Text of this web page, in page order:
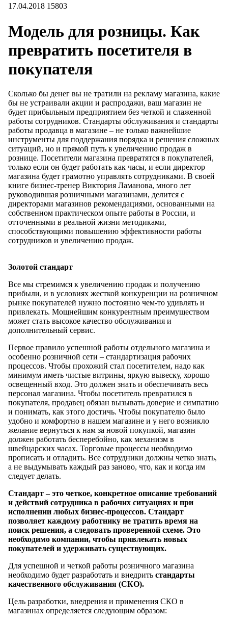
17.04.2018 15803
Модель для розницы. Как
превратить посетителя в
покупателя
Сколько бы денег вы не тратили на рекламу магазина, какие
бы не устраивали акции и распродажи, ваш магазин не
будет прибыльным предприятием без четкой и слаженной
работы сотрудников. Стандарты обслуживания и стандарты
работы продавца в магазине – не только важнейшие
инструменты для поддержания порядка и решения сложных
ситуаций, но и прямой путь к увеличению продаж в
рознице. Посетители магазина превратятся в покупателей,
только если он будет работать как часы, и если директор
магазина будет грамотно управлять сотрудниками. В своей
книге бизнес-тренер Виктория Ламанова, много лет
руководившая розничными магазинами, делится с
директорами магазинов рекомендациями, основанными на
собственном практическом опыте работы в России, и
отточенными в реальной жизни методиками,
способствующими повышению эффективности работы
сотрудников и увеличению продаж.
Золотой стандарт
Все мы стремимся к увеличению продаж и получению
прибыли, и в условиях жесткой конкуренции на розничном
рынке покупателей нужно постоянно чем-то удивлять и
привлекать. Мощнейшим конкурентным преимуществом
может стать высокое качество обслуживания и
дополнительный сервис.
Первое правило успешной работы отдельного магазина и
особенно розничной сети – стандартизация рабочих
процессов. Чтобы прохожий стал посетителем, надо как
минимум иметь чистые витрины, яркую вывеску, хорошо
освещенный вход. Это должен знать и обеспечивать весь
персонал магазина. Чтобы посетитель превратился в
покупателя, продавец обязан вызывать доверие и симпатию
и понимать, как этого достичь. Чтобы покупателю было
удобно и комфортно в нашем магазине и у него возникло
желание вернуться к нам за новой покупкой, магазин
должен работать бесперебойно, как механизм в
швейцарских часах. Торговые процессы необходимо
прописать и отладить. Все сотрудники должны четко знать,
а не выдумывать каждый раз заново, что, как и когда им
следует делать.
Стандарт – это четкое, конкретное описание требований
и действий сотрудника в рабочих ситуациях и при
исполнении любых бизнес-процессов. Стандарт
позволяет каждому работнику не тратить время на
поиск решения, а следовать проверенной схеме. Это
необходимо компании, чтобы привлекать новых
покупателей и удерживать существующих.
Для успешной и четкой работы розничного магазина
необходимо будет разработать и внедрить стандарты
качественного обслуживания (СКО).
Цель разработки, внедрения и применения СКО в
магазинах определяется следующим образом: